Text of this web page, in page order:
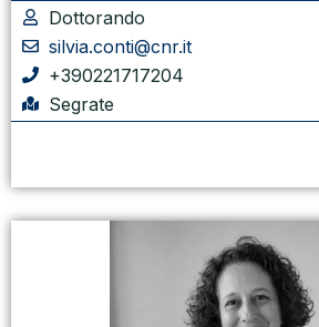
Dottorando
silvia.conti@cnr.it
+390221717204
Segrate